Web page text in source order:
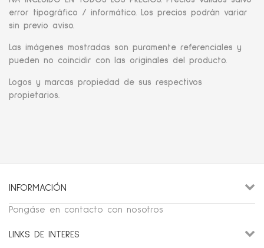
error tipográfico / informático. Los precios podrán variar
sin previo aviso.
Las imágenes mostradas son puramente referenciales y
pueden no coincidir con las originales del producto.
Logos y marcas propiedad de sus respectivos
propietarios.
INFORMACIÓN
Pongáse en contacto con nosotros
LINKS DE INTERES